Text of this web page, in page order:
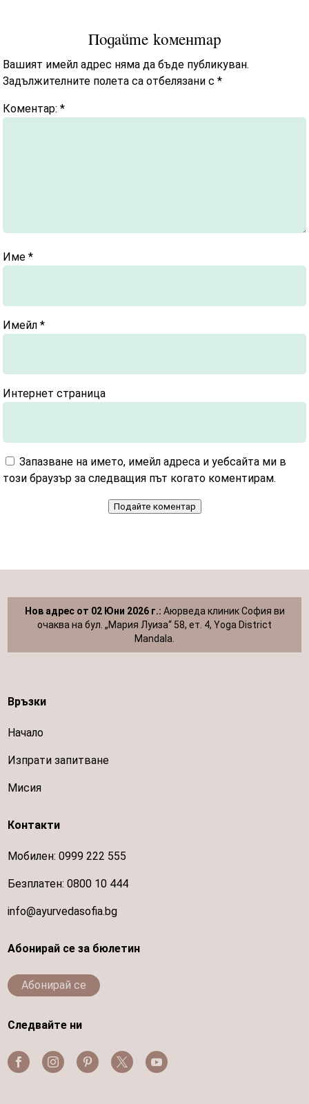
Подайте коментар
Вашият имейл адрес няма да бъде публикуван.
Задължителните полета са отбелязани с*
Коментар:*
Име*
Имейл*
Интернет страница
Запазване на името, имейл адреса и уебсайта ми в
този браузър за следващия път когато коментирам.
Подайте коментар
Нов адрес от 02 Юни 2026 г.: Аюрведа клиник София ви
очаква на бул. „Мария Луиза“ 58, ет. 4, Yoga District
Mandala.
Връзки
Начало
Изпрати запитване
Мисия
Контакти
Мобилен:0999 222 555
Безплатен:0800 10 444
info@ayurvedasofia.bg
Абонирай се за бюлетин
Абонирай се
Следвайте ни